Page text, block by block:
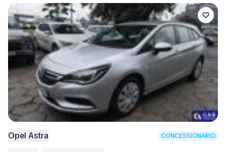
Opel Astra CONCESSIONARIO